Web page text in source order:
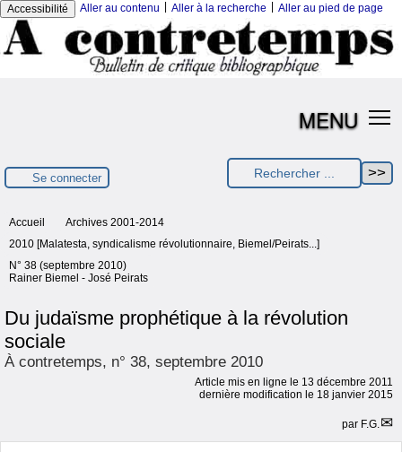
Accessibilité Aller au contenu Aller à la recherche Aller au pied de page
MENU
Se connecter
Accueil
Archives 2001-2014
2010 [Malatesta, syndicalisme révolutionnaire, Biemel/Peirats...]
N° 38 (septembre 2010)
Rainer Biemel - José Peirats
Du judaïsme prophétique à la révolution
sociale
À contretemps, n° 38, septembre 2010
Article mis en ligne le 13 décembre 2011
dernière modification le 18 janvier 2015
par F.G.